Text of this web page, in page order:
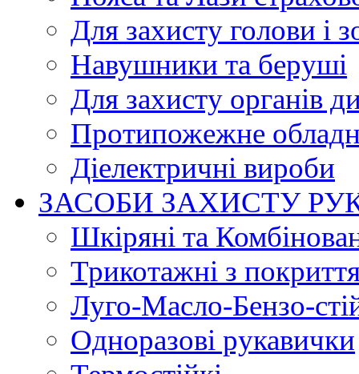
Для захисту голови і
Навушники та беруші
Для захисту органів
Протипожежне
Діелектричні вироби
ЗАСОБИ ЗАХИСТУ
Шкіряні та
Трикотажні з
Луго-Масло-Бензо-
Одноразові рукавички